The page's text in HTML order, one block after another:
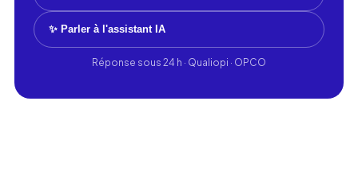
✨ Parler à l'assistant IA
Réponse sous 24 h · Qualiopi · OPCO